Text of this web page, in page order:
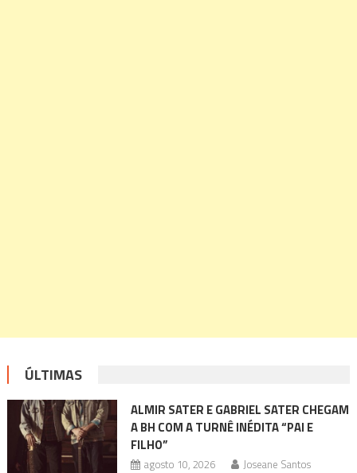
ÚLTIMAS
ALMIR SATER E GABRIEL SATER CHEGAM
A BH COM A TURNÊ INÉDITA “PAI E
FILHO”
agosto 10, 2026 Joseane Santos